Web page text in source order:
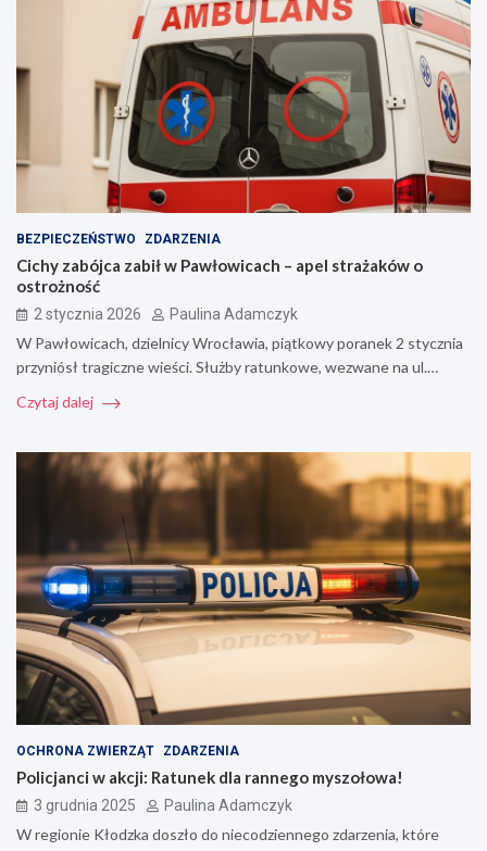
BEZPIECZEŃSTWO ZDARZENIA
Cichy zabójca zabił w Pawłowicach – apel strażaków o
ostrożność
2 stycznia 2026 Paulina Adamczyk
W Pawłowicach, dzielnicy Wrocławia, piątkowy poranek 2 stycznia
przyniósł tragiczne wieści. Służby ratunkowe, wezwane na ul.…
Czytaj dalej
OCHRONA ZWIERZĄT ZDARZENIA
Policjanci w akcji: Ratunek dla rannego myszołowa!
3 grudnia 2025 Paulina Adamczyk
W regionie Kłodzka doszło do niecodziennego zdarzenia, które